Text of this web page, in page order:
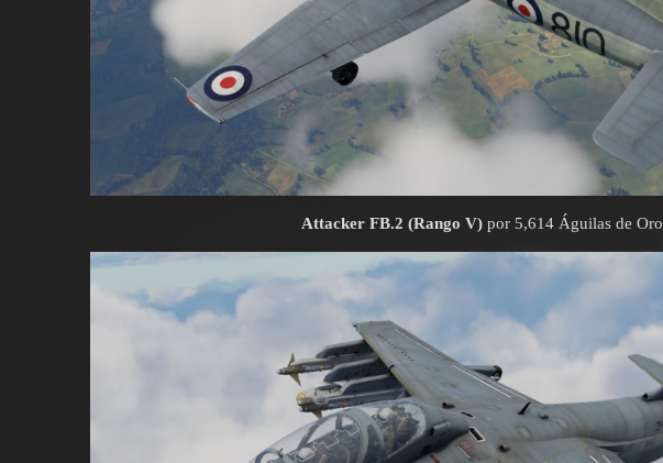
Attacker FB.2 (Rango V)por 5,614 Águilas de Oro